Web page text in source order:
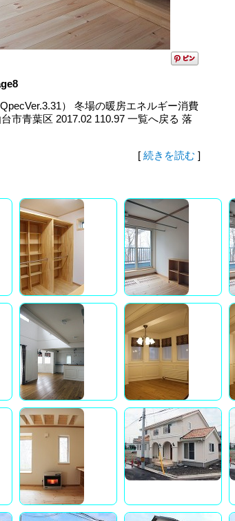
） 冬場の暖房エネルギー消費
市青葉区 2017.02 110.97 一覧へ戻る 落
[ 続きを読む ]